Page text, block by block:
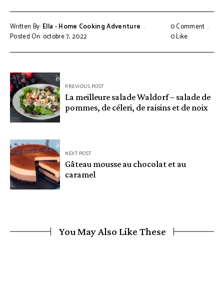
Written By: Ella - Home Cooking Adventure
Posted On: octobre 7, 2022
0 Comment
0Like
Navigation
de
l’article
PREVIOUS POST
La meilleure salade Waldorf – salade de
pommes, de céleri, de raisins et de noix
NEXT POST
Gâteau mousse au chocolat et au
caramel
You May Also Like These